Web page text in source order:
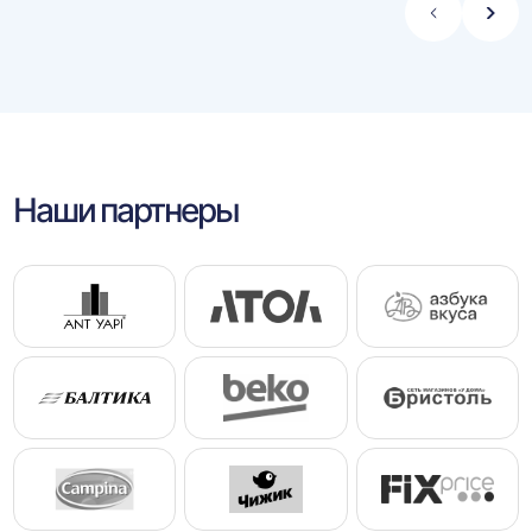
Стрелка
Наши партнеры